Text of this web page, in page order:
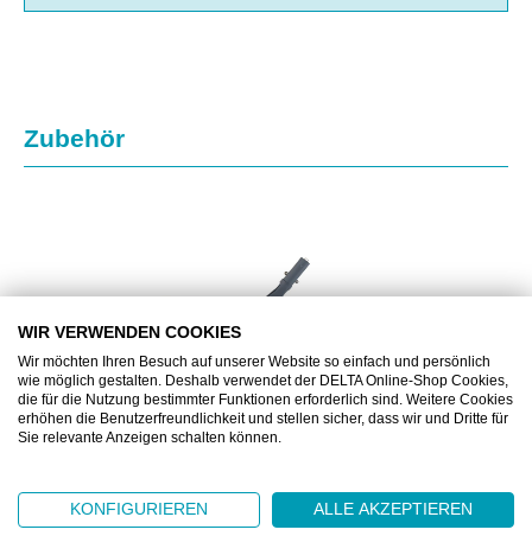
Produktgalerie überspringen
Zubehör
PURMOP® KKV40, KUNSTSTOFF-
WIR VERWENDEN COOKIES
Wir möchten Ihren Besuch auf unserer Website so einfach und persönlich
wie möglich gestalten. Deshalb verwendet der DELTA Online-Shop Cookies,
die für die Nutzung bestimmter Funktionen erforderlich sind. Weitere Cookies
erhöhen die Benutzerfreundlichkeit und stellen sicher, dass wir und Dritte für
Sie relevante Anzeigen schalten können.
KONFIGURIEREN ALLE AKZEPTIEREN